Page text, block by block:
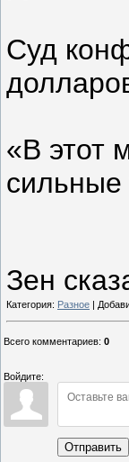
Суд
«В этот
Зен
Категория: Разное |
Всего комментариев: 0
Войдите:
Отправить